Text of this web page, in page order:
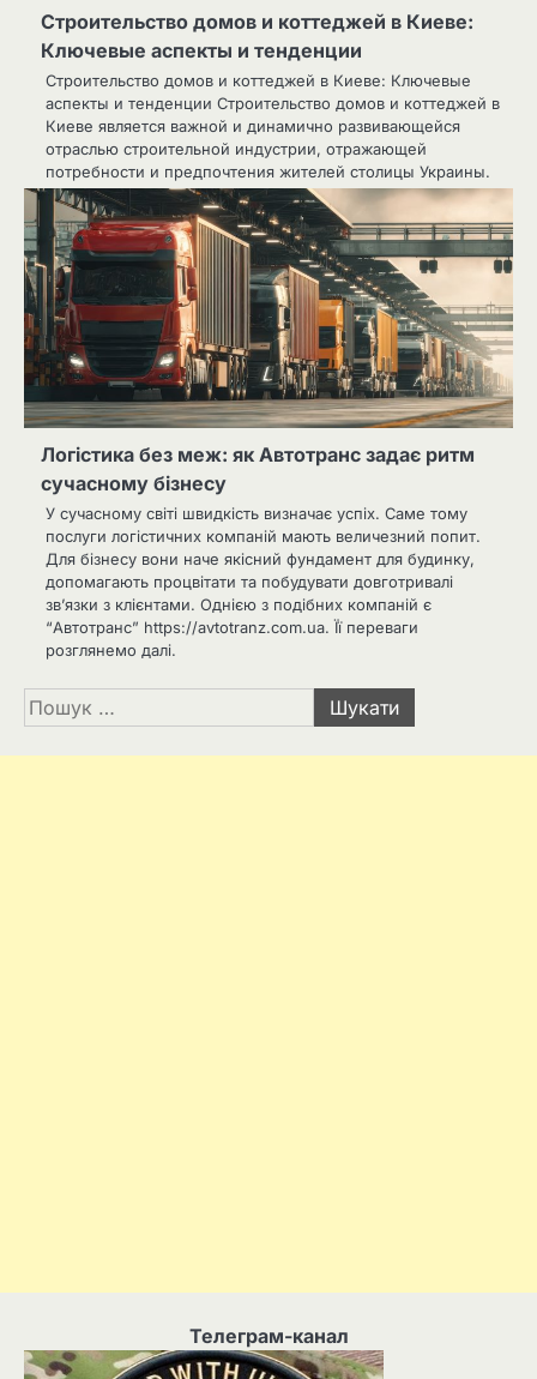
Строительство домов и коттеджей в Киеве:
Ключевые аспекты и тенденции
Строительство домов и коттеджей в Киеве: Ключевые
аспекты и тенденции Строительство домов и коттеджей в
Киеве является важной и динамично развивающейся
отраслью строительной индустрии, отражающей
потребности и предпочтения жителей столицы Украины.
Логістика без меж: як Автотранс задає ритм
сучасному бізнесу
У сучасному світі швидкість визначає успіх. Саме тому
послуги логістичних компаній мають величезний попит.
Для бізнесу вони наче якісний фундамент для будинку,
допомагають процвітати та побудувати довготривалі
зв’язки з клієнтами. Однією з подібних компаній є
“Автотранс” https://avtotranz.com.ua. Її переваги
розглянемо далі.
Пошук:
Телеграм-канал